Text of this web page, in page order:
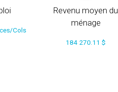
Cols
Revenu moyen du
ménage
184 270.11 $